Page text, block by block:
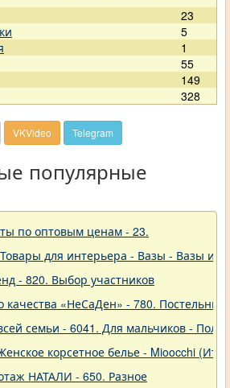
23
5
1
55
149
328
VKVideo Telegram
популярные
по оптовым ценам - 23.
для интерьера - Вазы - Вазы из
- 820. Выбор участников
качества «НеСаДен» - 780.
семьи - 6041. Для мальчиков -
корсетное белье - Mioocchi
НАТАЛИ - 650. Разное